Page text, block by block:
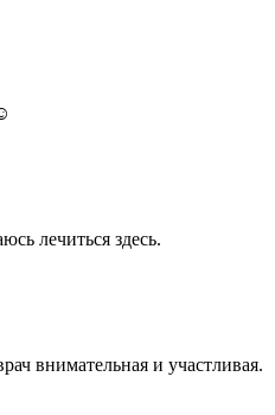
лечиться здесь.
внимательная и участливая.